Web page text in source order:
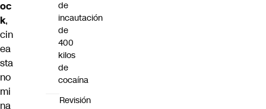
oc
k,
cin
ea
sta
no
mi
na
de
incautación
de
400
kilos
de
cocaína
Revisión